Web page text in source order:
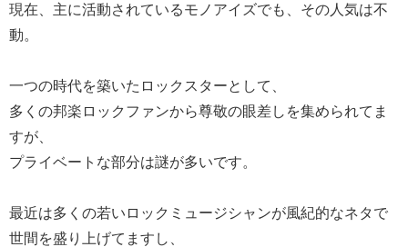
現在、主に活動されているモノアイズでも、その人気は不
動。
一つの時代を築いたロックスターとして、
多くの邦楽ロックファンから尊敬の眼差しを集められてま
すが、
プライベートな部分は謎が多いです。
最近は多くの若いロックミュージシャンが風紀的なネタで
世間を盛り上げてますし、